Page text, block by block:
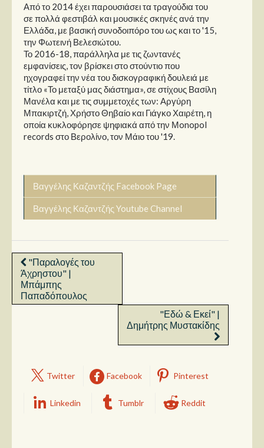
Από το 2014 έχει παρουσιάσει τα τραγούδια του
σε πολλά φεστιβάλ και μουσικές σκηνές ανά την
Ελλάδα, με βασική συνοδοιπόρο του ως και το '15,
την Φωτεινή Βελεσιώτου.
Το 2016-18, παράλληλα με τις ζωντανές
εμφανίσεις, τον βρίσκει στο στούντιο που
ηχογραφεί την νέα του δισκογραφική δουλειά με
τίτλο «Το μεταξύ μας διάστημα», σε στίχους Βασίλη
Μανέλα και με τις συμμετοχές των: Αργύρη
Μπακιρτζή, Χρήστο Θηβαίο και Γιάγκο Χαιρέτη, η
οποία κυκλοφόρησε ψηφιακά από την Μonopol
records στο Βερολίνο, τον Μάιο του '19.
Βαγγέλης Καζαντζής Facebook Page
Βαγγέλης Καζαντζής Youtube Channel
"Παραλογές του
Άχρηστου" |
Μπάμπης
Παπαδόπουλος
"Εδώ & Εκεί" |
Δημήτρης Μυστακίδης
Twitter Facebook Pinterest
Linkedin Tumblr Reddit